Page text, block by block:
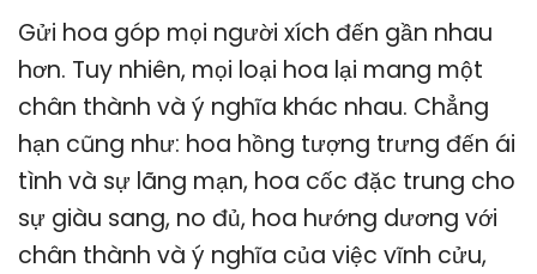
Gửi hoa góp mọi người xích đến gần nhau
hơn. Tuy nhiên, mọi loại hoa lại mang một
chân thành và ý nghĩa khác nhau. Chẳng
hạn cũng như: hoa hồng tượng trưng đến ái
tình và sự lãng mạn, hoa cốc đặc trung cho
sự giàu sang, no đủ, hoa hướng dương với
chân thành và ý nghĩa của việc vĩnh cửu,